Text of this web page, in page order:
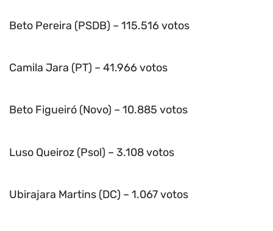
Beto Pereira (PSDB) – 115.516 votos
Camila Jara (PT) – 41.966 votos
Beto Figueiró (Novo) – 10.885 votos
Luso Queiroz (Psol) – 3.108 votos
Ubirajara Martins (DC) – 1.067 votos